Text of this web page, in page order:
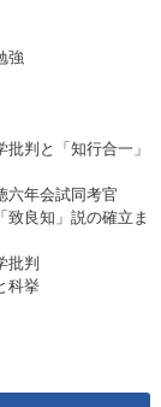
強
判と「知行合一」
年会試同考官
良知」説の確立ま
判
科挙